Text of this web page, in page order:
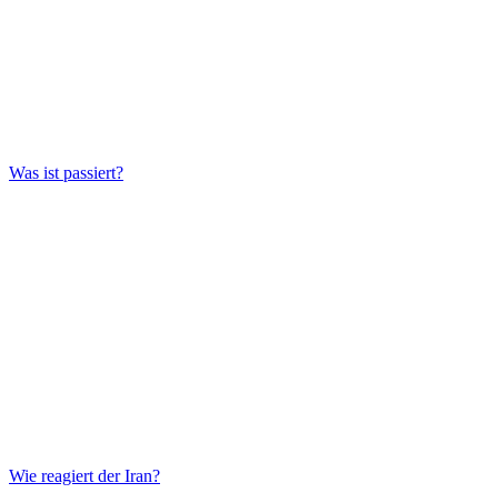
Was ist passiert?
Wie reagiert der Iran?